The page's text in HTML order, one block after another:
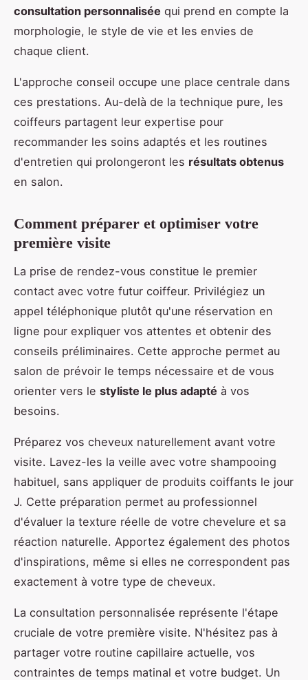
consultation personnalisée qui prend en compte la
morphologie, le style de vie et les envies de
chaque client.
L'approche conseil occupe une place centrale dans
ces prestations. Au-delà de la technique pure, les
coiffeurs partagent leur expertise pour
recommander les soins adaptés et les routines
d'entretien qui prolongeront les résultats obtenus
en salon.
Comment préparer et optimiser votre
première visite
La prise de rendez-vous constitue le premier
contact avec votre futur coiffeur. Privilégiez un
appel téléphonique plutôt qu'une réservation en
ligne pour expliquer vos attentes et obtenir des
conseils préliminaires. Cette approche permet au
salon de prévoir le temps nécessaire et de vous
orienter vers le styliste le plus adapté à vos
besoins.
Préparez vos cheveux naturellement avant votre
visite. Lavez-les la veille avec votre shampooing
habituel, sans appliquer de produits coiffants le jour
J. Cette préparation permet au professionnel
d'évaluer la texture réelle de votre chevelure et sa
réaction naturelle. Apportez également des photos
d'inspirations, même si elles ne correspondent pas
exactement à votre type de cheveux.
La consultation personnalisée représente l'étape
cruciale de votre première visite. N'hésitez pas à
partager votre routine capillaire actuelle, vos
contraintes de temps matinal et votre budget. Un